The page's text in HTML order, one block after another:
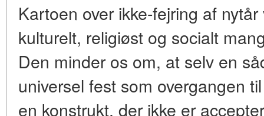
Kartoen over ikke-fejring af
kulturelt, religiøst og socialt
Den minder os om, at selv en
universel fest som overgangen
en konstrukt, der ikke er